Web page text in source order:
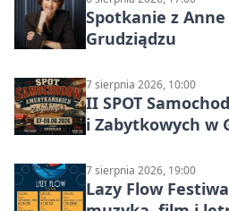
Spotkanie z
Grudziądzu
7 sierpnia 2026, 10:00
II SPOT
i Zabytkowych w
7 sierpnia 2026, 19:00
Lazy Flow